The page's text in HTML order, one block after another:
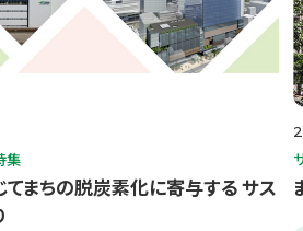
集
てまちの脱炭素化に寄与する サス